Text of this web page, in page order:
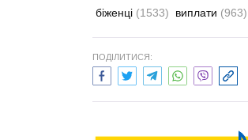
біженці (1533) виплати (963)
ПОДІЛИТИСЯ: